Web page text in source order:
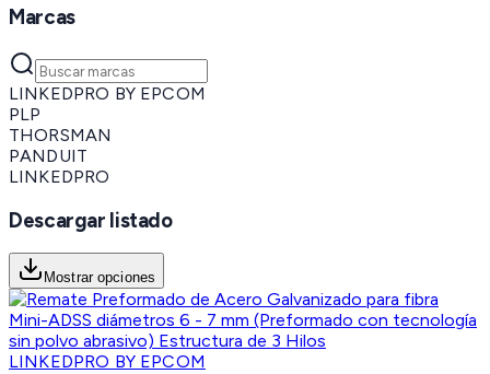
Marcas
LINKEDPRO BY EPCOM
PLP
THORSMAN
PANDUIT
LINKEDPRO
Descargar listado
Mostrar opciones
LINKEDPRO BY EPCOM